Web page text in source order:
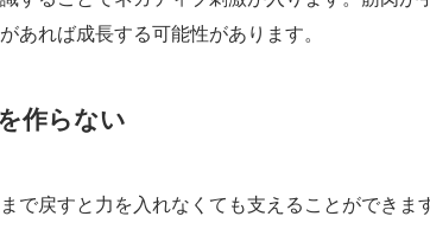
あれば成長する可能性があります。
作らない
で戻すと力を入れなくても支えることができま